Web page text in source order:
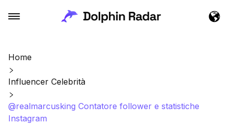
Home
Influencer Celebrità
@realmarcusking Contatore follower e statistiche
Instagram